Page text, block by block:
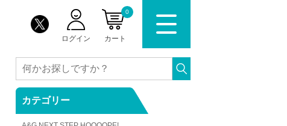
カート
0
ログイン
カテゴリー